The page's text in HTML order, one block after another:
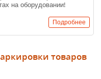
на оборудовании!
Подробнее
товаров